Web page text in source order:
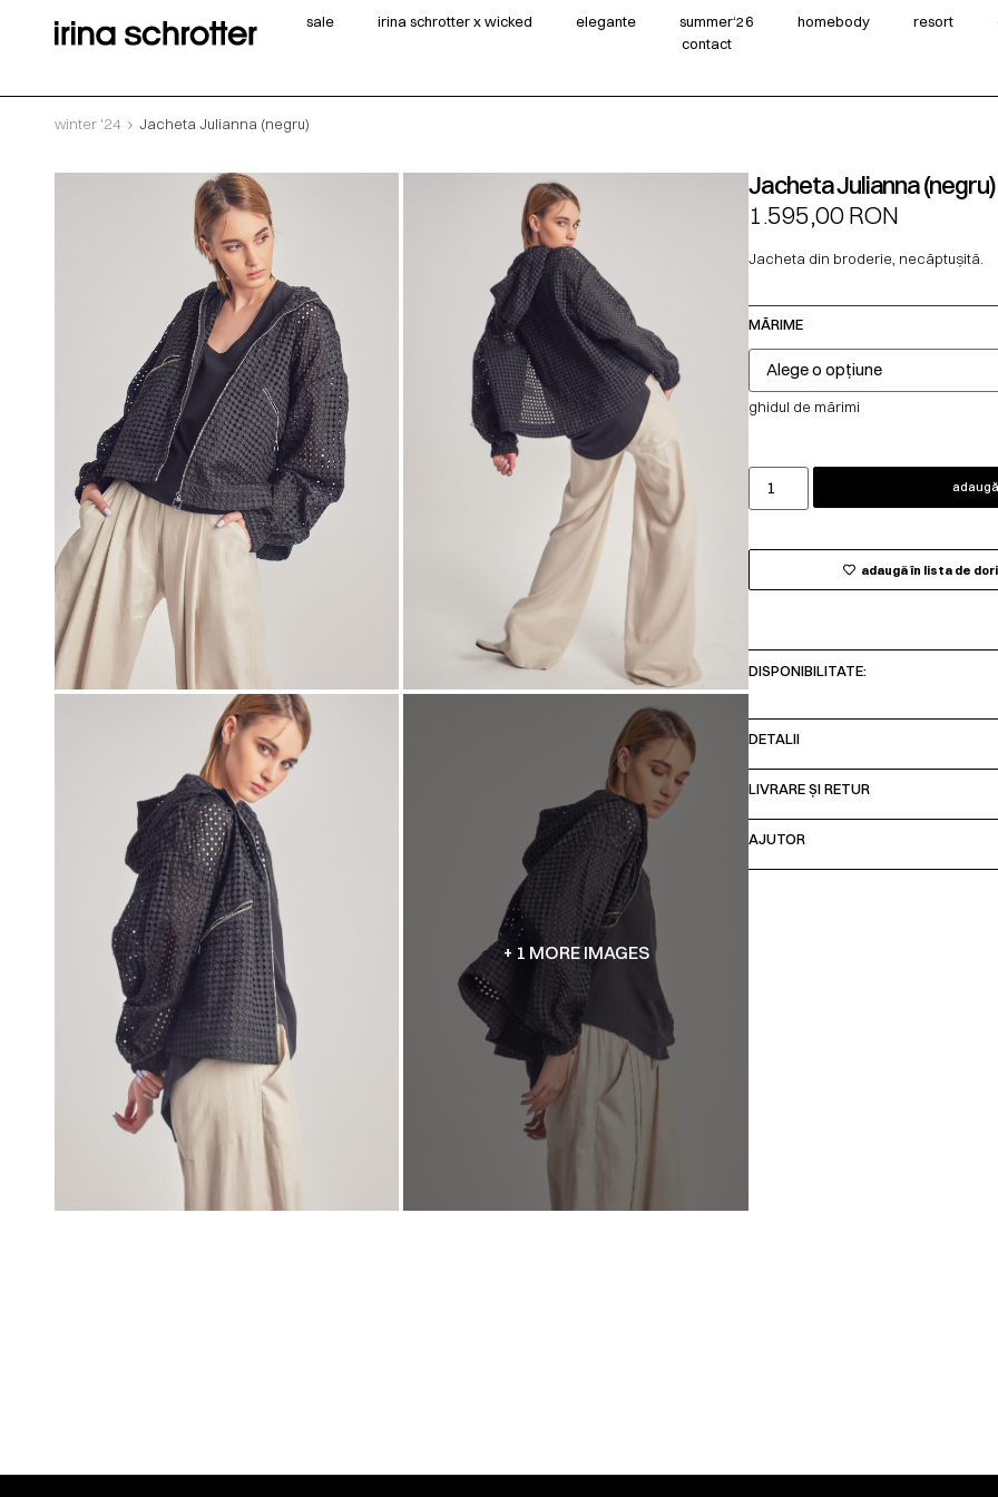
sale irina schrotter x wicked elegante summer‘26 homebody resort
contact
winter '24 Jacheta Julianna (negru)
+ 1 MORE IMAGES
Jacheta Julianna (negru)
1.595,00RON
Jacheta din broderie, necăptușită.
MĂRIME
ghidul de mărimi
adaugă în lista de
DISPONIBILITATE:
DETALII
LIVRARE ȘI RETUR
AJUTOR